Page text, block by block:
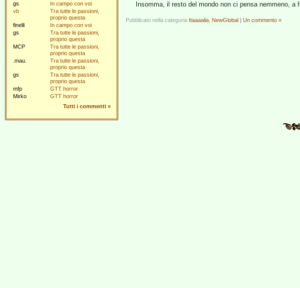
gs
In campo con voi
vb
Tra tutte le passioni,
proprio questa
finelli
In campo con voi
gs
Tra tutte le passioni,
proprio questa
MCP
Tra tutte le passioni,
proprio questa
.mau.
Tra tutte le passioni,
proprio questa
gs
Tra tutte le passioni,
proprio questa
mfp
GTT horror
Mirko
GTT horror
Tutti i commenti »
Insomma, il resto del mondo non ci pensa nemmeno,
Pubblicato nella categoria Itaaaalia NewGlobal | Un commento »